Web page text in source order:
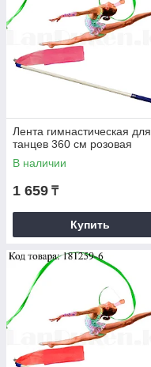
Лента гимнастическая для
танцев 360 см розовая
В наличии
1 659 ₸
Купить